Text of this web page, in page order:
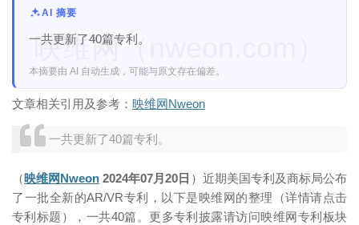
AI 摘要
一共更新了40篇专利。
本摘要由 AI 自动生成，可能与原文存在偏差。
文章相关引用及参考： 映维网Nweon
一共更新了40篇专利。
（映维网Nweon 2024年07月20日 ）近期美国专利及商标局公布
了一批全新的AR/VR专利，以下是映维网的整理（详情请点击
专利标题），一共40篇。更多专利披露请访问映维网专利板块
映维网（nweon.com）